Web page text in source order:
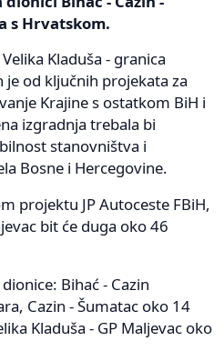
s Hrvatskom.
Kladuša - granica
je od ključnih projekata za
Krajine s ostatkom BiH i
izgradnja trebala bi
stanovništva i
Bosne i Hercegovine.
projektu JP Autoceste FBiH,
bit će duga oko 46
Bihać - Cazin
Cazin - Šumatac oko 14
Kladuša - GP Maljevac oko